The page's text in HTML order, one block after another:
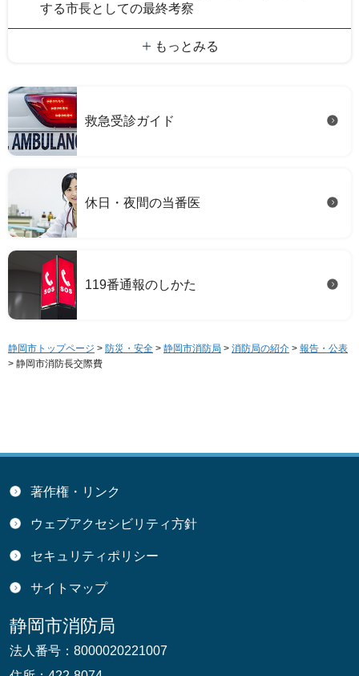
する市長としての最終考察
もっとみる
救急受診ガイド
休日・夜間の当番医
119番通報のしかた
静岡市トップページ > 防災・安全 > 静岡市消防局 > 消防局の紹介 > 報告・公表
> 静岡市消防長交際費
著作権・リンク
ウェブアクセシビリティ方針
セキュリティポリシー
サイトマップ
静岡市消防局
法人番号：8000020221007